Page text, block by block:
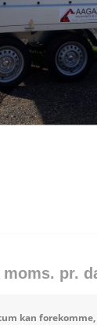
pr.
kan forekomme,